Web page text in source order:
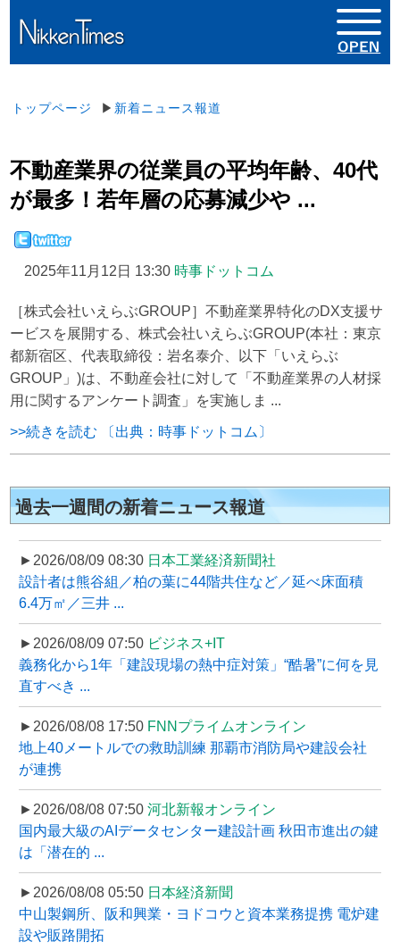
トップページ ▶ 新着ニュース報道
不動産業界の従業員の平均年齢、40代
が最多！若年層の応募減少や ...
2025年11月12日 13:30 時事ドットコム
［株式会社いえらぶGROUP］不動産業界特化のDX支援サ
ービスを展開する、株式会社いえらぶGROUP(本社：東京
都新宿区、代表取締役：岩名泰介、以下「いえらぶ
GROUP」)は、不動産会社に対して「不動産業界の人材採
用に関するアンケート調査」を実施しま ...
>>続きを読む 〔出典：時事ドットコム〕
過去一週間の新着ニュース報道
►2026/08/09 08:30 日本工業経済新聞社
設計者は熊谷組／柏の葉に44階共住など／延べ床面積
6.4万㎡／三井 ...
►2026/08/09 07:50 ビジネス+IT
義務化から1年「建設現場の熱中症対策」“酷暑”に何を見
直すべき ...
►2026/08/08 17:50 FNNプライムオンライン
地上40メートルでの救助訓練 那覇市消防局や建設会社
が連携
►2026/08/08 07:50 河北新報オンライン
国内最大級のAIデータセンター建設計画 秋田市進出の鍵
は「潜在的 ...
►2026/08/08 05:50 日本経済新聞
中山製鋼所、阪和興業・ヨドコウと資本業務提携 電炉建
設や販路開拓